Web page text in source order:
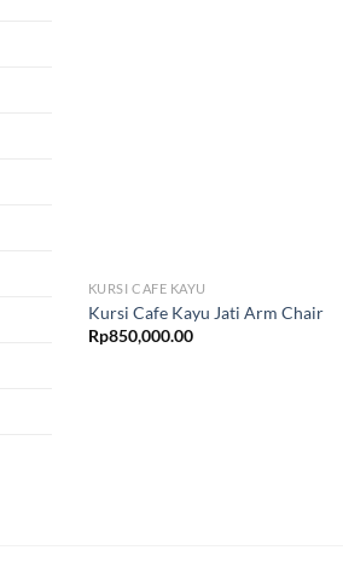
KURSI CAFE KAYU
Kursi Cafe Kayu Jati Arm Chair
Rp850,000.00